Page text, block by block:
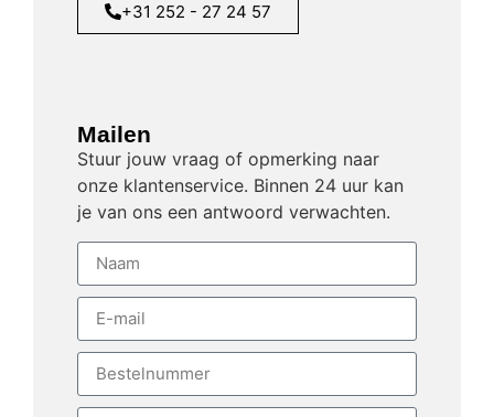
+31 252 - 27 24 57
Mailen
Stuur jouw vraag of opmerking naar
onze klantenservice. Binnen 24 uur kan
je van ons een antwoord verwachten.